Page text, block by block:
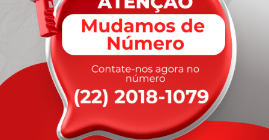
rapidez
que você precisa,
com a qualidade que vocêmerece.
Nossos motoristas são treinados para garantir a máxima
durante o transporte, com rastreamento em tempo real.